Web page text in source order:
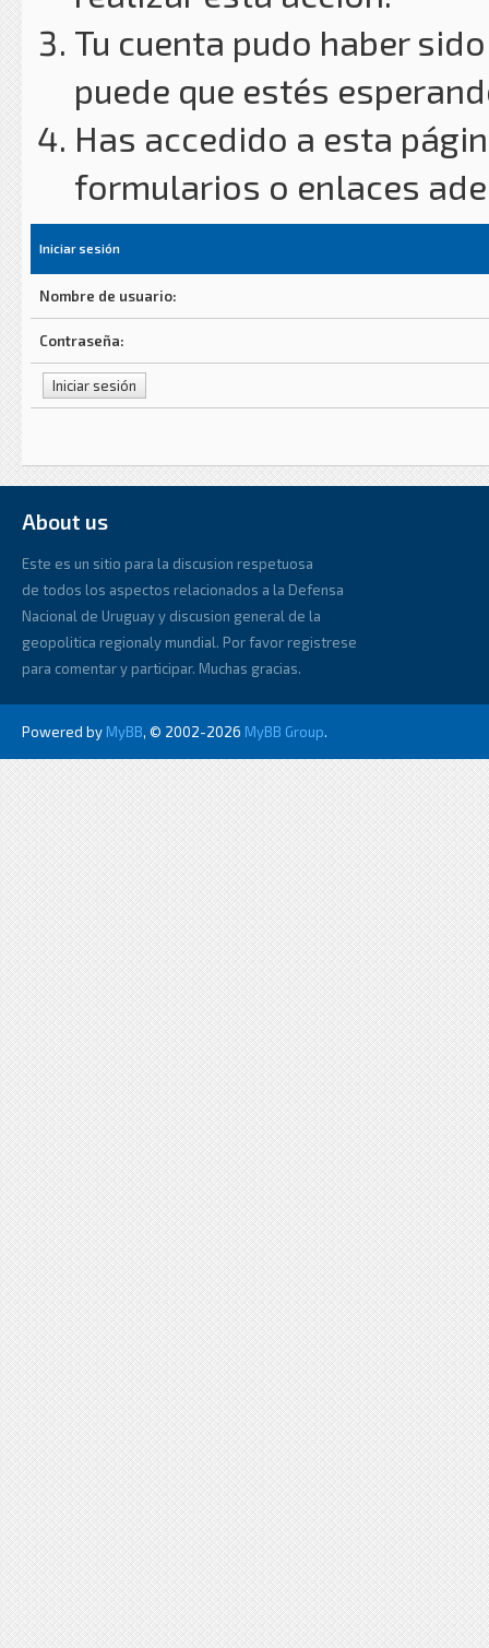
Tu cuenta pudo haber
puede que estés
Has accedido a esta
formularios o enlaces
Iniciar sesión
Nombre de usuario:
Contraseña:
About us
Este es un sitio para la discusion respetuosa
de todos los aspectos relacionados a la Defensa
Nacional de Uruguay y discusion general de la
geopolitica regionaly mundial. Por favor registrese
para comentar y participar. Muchas gracias.
Powered by MyBB, © 2002-2026 MyBB Group.